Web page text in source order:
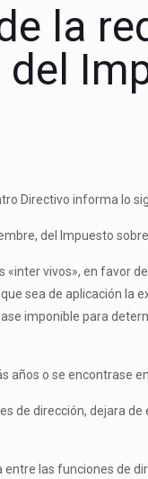
la
Directivo informa lo
del Impuesto
«inter vivos», en favor
sea de aplicación la
imponible para
años o se encontrase
de dirección, dejara
las funciones de